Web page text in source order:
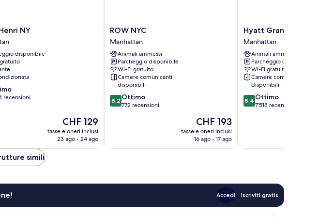
NY
disponibile
recensioni
Il
prezzo
attuale
CHF 129
tasse e oneri inclusi
23 ago - 24 ago
ROW
NYC
Manhattan
ROW NYC
Manhattan
Animali ammessi
Parcheggio disponibile
Wi-Fi gratuito
Camere comunicanti
disponibili
8.2
su
8.2 Ottimo
772 recensioni
Il
prezzo
attuale
CHF 193
tasse e oneri inclusi
16 ago - 17 ago
Hyatt
Grand
Central
New
York
Manhattan
Hyatt Grand Central
Manhattan
Animali ammessi
Parcheggio disponibile
Wi-Fi gratuito
Camere comunicanti
disponibili
8.4
su
8.4 Ottimo
7’518 recensioni
simili
Accedi Iscriviti gratis